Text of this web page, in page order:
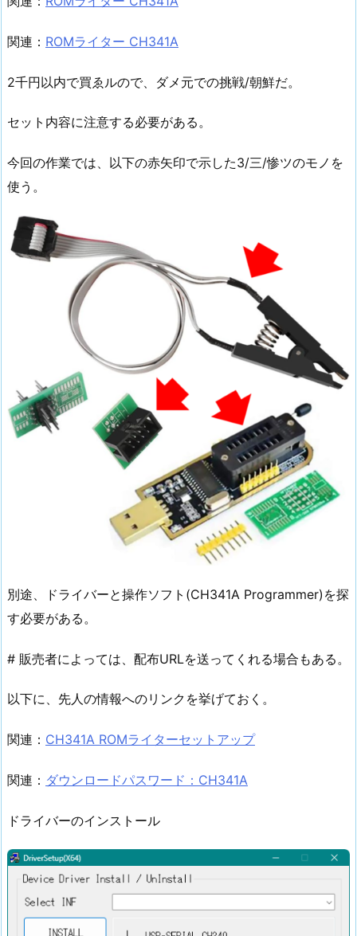
関連： ROMライター CH341A
2千円以内で買ゑルので、ダメ元での挑戦/朝鮮だ。
セット内容に注意する必要がある。
今回の作業では、以下の赤矢印で示した3/三/惨ツのモノを
使う。
別途、ドライバーと操作ソフト(CH341A Programmer)を探
す必要がある。
# 販売者によっては、配布URLを送ってくれる場合もある。
以下に、先人の情報へのリンクを挙げておく。
関連： CH341A ROMライターセットアップ
関連： ダウンロードパスワード：CH341A
ドライバーのインストール